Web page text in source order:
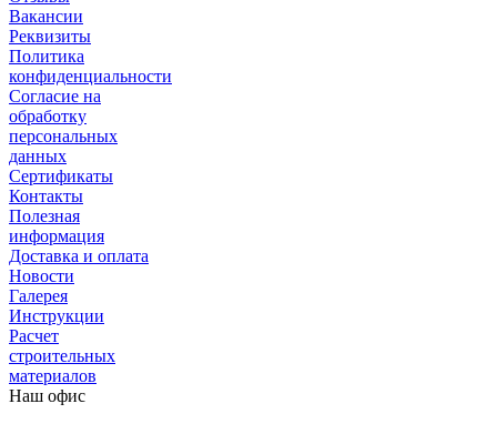
Вакансии
Реквизиты
Политика
конфиденциальности
Согласие на
обработку
персональных
данных
Сертификаты
Контакты
Полезная
информация
Доставка и оплата
Новости
Галерея
Инструкции
Расчет
строительных
материалов
Наш офис